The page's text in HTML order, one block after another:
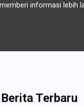
informasi lebih
Berita Terbaru